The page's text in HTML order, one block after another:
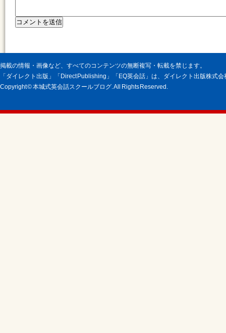
掲載の情報・画像など、すべてのコンテンツの無断複写・転載を禁じます。
「ダイレクト出版」「Direct Publishing」「EQ英会話」は、ダイレクト出版株式
Copyright © 本城式英会話スクールブログ. All Rights Reserved.